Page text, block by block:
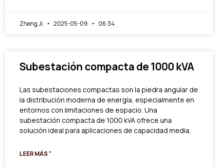
Zheng Ji 2025-05-09 06:34
Subestación compacta de 1000 kVA
Las subestaciones compactas son la piedra angular de
la distribución moderna de energía, especialmente en
entornos con limitaciones de espacio. Una
subestación compacta de 1000 kVA ofrece una
solución ideal para aplicaciones de capacidad media,
LEER MÁS "